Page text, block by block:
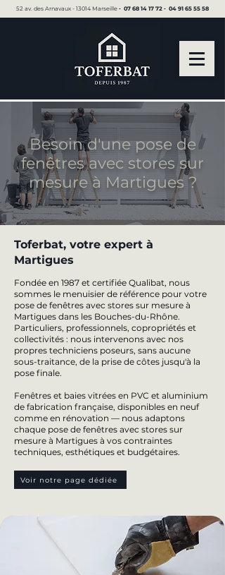
52 av. des Arnavaux - 13014 Marseille ▪︎ 07 68 14 17 72 ▪︎ 04 91 65 55 58
Besoin d'une pose de
fenêtres avec stores sur
mesure à Martigues ?
Toferbat, votre expert à
Martigues
Fondée en 1987 et certifiée Qualibat, nous
sommes le menuisier de référence pour votre
pose de fenêtres avec stores sur mesure à
Martigues dans les Bouches-du-Rhône.
Particuliers, professionnels, copropriétés et
collectivités : nous intervenons avec nos
propres techniciens poseurs, sans aucune
sous-traitance, de la prise de côtes jusqu'à la
pose finale.
Fenêtres et baies vitrées en PVC et aluminium
de fabrication française, disponibles en neuf
comme en rénovation — nous adaptons
chaque pose de fenêtres avec stores sur
mesure à Martigues à vos contraintes
techniques, esthétiques et budgétaires.
Voir notre page dédiée